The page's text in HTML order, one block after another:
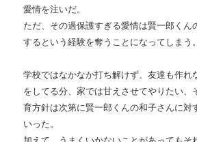
愛情を注いだ。
ただ、その過保護すぎる愛情は賢一郎くん
するという経験を奪うことになってしまう。
学校ではなかなか打ち解けず、友達も作れ
をしてる分、家では甘えさせてやりたい、
育方針は次第に賢一郎くんの和子さんに対
いった。